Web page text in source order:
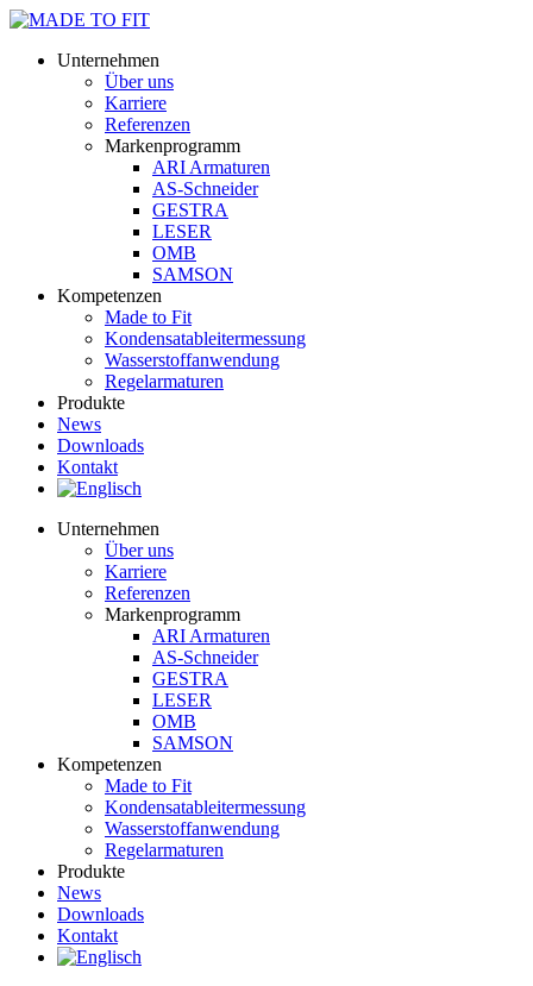
Unternehmen
Über uns
Karriere
Referenzen
Markenprogramm
ARI Armaturen
AS-Schneider
GESTRA
LESER
OMB
SAMSON
Kompetenzen
Made to Fit
Kondensat­ableiter­messung
Wasserstoff­anwendung
Regel­arma­turen
Produkte
News
Downloads
Kontakt
Unternehmen
Über uns
Karriere
Referenzen
Markenprogramm
ARI Armaturen
AS-Schneider
GESTRA
LESER
OMB
SAMSON
Kompetenzen
Made to Fit
Kondensat­ableiter­messung
Wasserstoff­anwendung
Regel­arma­turen
Produkte
News
Downloads
Kontakt